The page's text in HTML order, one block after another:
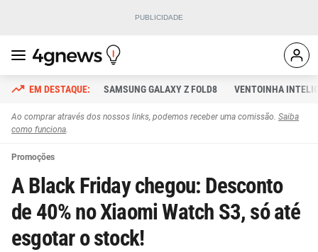
SAMSUNG GALAXY Z FOLD8 VENTOINHA
Ao comprar através dos nossos links, podemos receber uma comissão. Saiba
como funciona.
Promoções
A Black Friday chegou: Desconto
de 40% no Xiaomi Watch S3, só até
esgotar o stock!